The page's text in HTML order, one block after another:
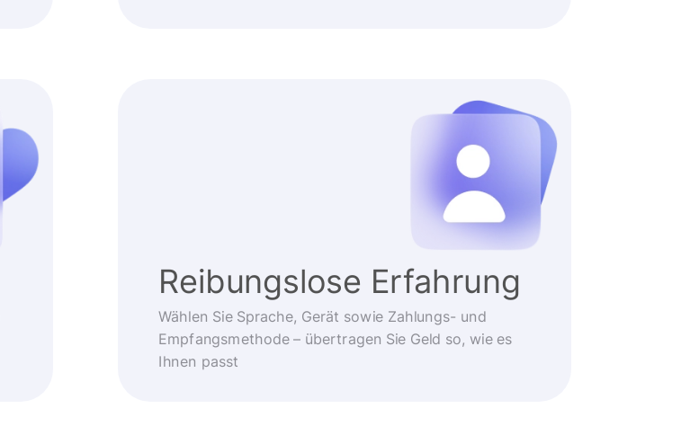
Reibungslose Erfahrung
Wählen Sie Sprache, Gerät sowie Zahlungs- und
Empfangsmethode – übertragen Sie Geld so, wie es
Ihnen passt